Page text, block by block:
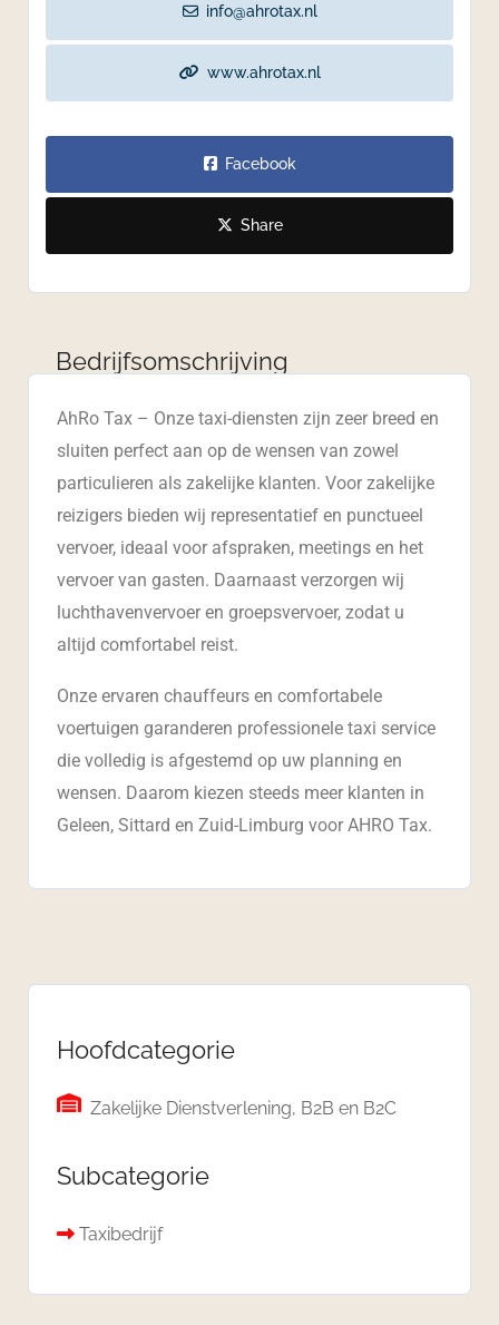
info@ahrotax.nl
www.ahrotax.nl
Facebook
Share
Bedrijfsomschrijving
AhRo Tax – Onze taxi-diensten zijn zeer breed en
sluiten perfect aan op de wensen van zowel
particulieren als zakelijke klanten. Voor zakelijke
reizigers bieden wij representatief en punctueel
vervoer, ideaal voor afspraken, meetings en het
vervoer van gasten. Daarnaast verzorgen wij
luchthavenvervoer en groepsvervoer, zodat u
altijd comfortabel reist.
Onze ervaren chauffeurs en comfortabele
voertuigen garanderen professionele taxi service
die volledig is afgestemd op uw planning en
wensen. Daarom kiezen steeds meer klanten in
Geleen, Sittard en Zuid-Limburg voor AHRO Tax.
Hoofdcategorie
Zakelijke Dienstverlening, B2B en B2C
Subcategorie
Taxibedrijf